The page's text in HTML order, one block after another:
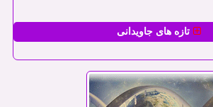
تازه های جاویدانی